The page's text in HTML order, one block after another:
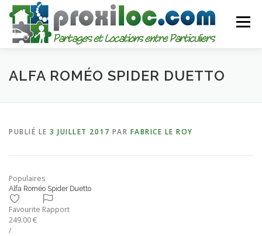
Aller
contenu
Menu
CATEGORIES AJOUTER UNE ANNONCE
ALFA ROMÉO SPIDER DUETTO
PUBLIÉ LE 3 JUILLET 2017 PAR FABRICE LE ROY
Populaires
Alfa Roméo Spider Duetto
Favourite Rapport
249.00 €
/